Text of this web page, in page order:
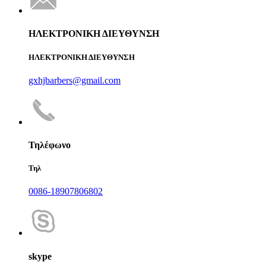
ΗΛΕΚΤΡΟΝΙΚΗ ΔΙΕΥΘΥΝΣΗ
ΗΛΕΚΤΡΟΝΙΚΗ ΔΙΕΥΘΥΝΣΗ
gxhjbarbers@gmail.com
Τηλέφωνο
Τηλ
0086-18907806802
skype